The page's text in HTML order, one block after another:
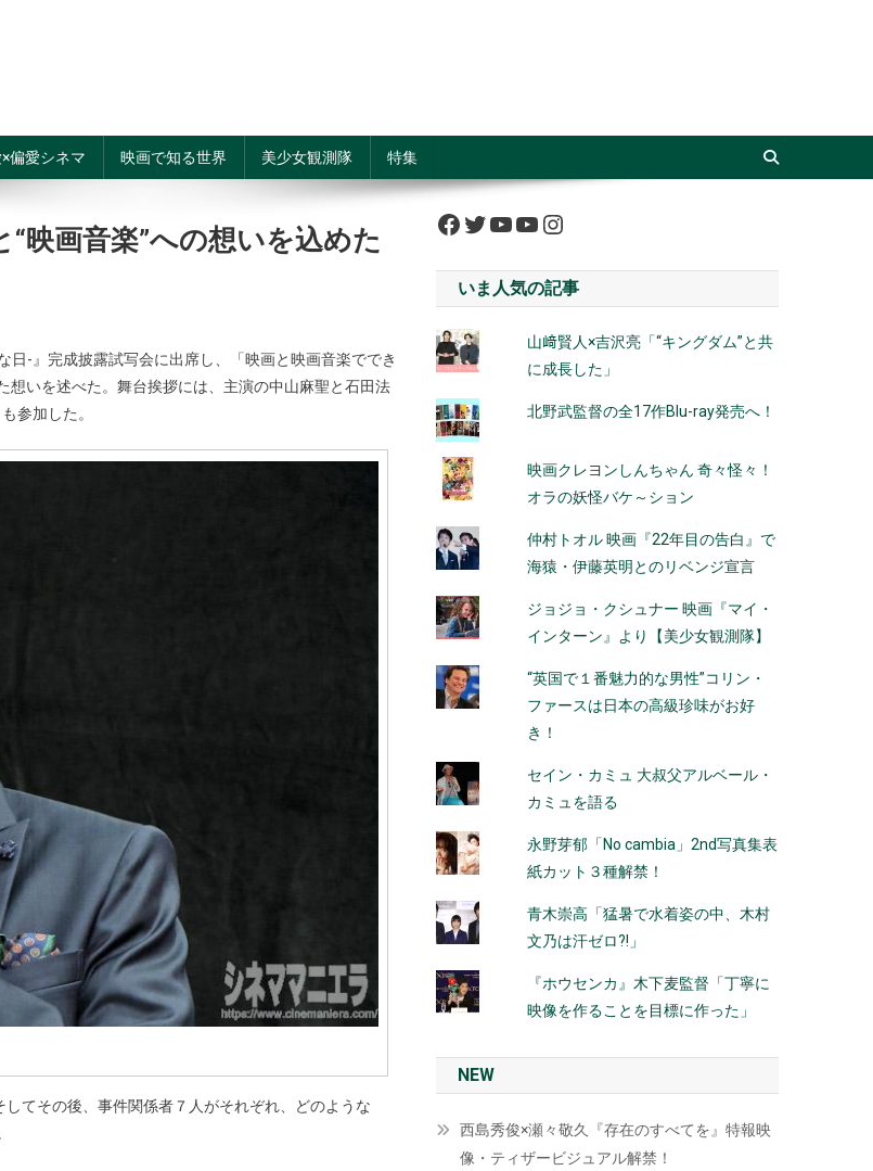
偏愛シネマ 映画で知る世界 美少女観測隊 特集
映画音楽”への想いを込めた
-』完成披露試写会に出席し、「映画と映画音楽ででき
いを述べた。舞台挨拶には、主演の中山麻聖と石田法
参加した。
てその後、事件関係者７人がそれぞれ、どのような
Facebook
Twitter
YouTube
YouTube
Instagram
いま人気の記事
山﨑賢人×吉沢亮「“キングダム”と共
に成長した」
北野武監督の全17作Blu-ray発売へ！
映画クレヨンしんちゃん 奇々怪々！
オラの妖怪バケ～ション
仲村トオル 映画『22年目の告白』で
海猿・伊藤英明とのリベンジ宣言
ジョジョ・クシュナー 映画『マイ・
インターン』より【美少女観測隊】
“英国で１番魅力的な男性”コリン・
ファースは日本の高級珍味がお好
き！
セイン・カミュ 大叔父アルベール・
カミュを語る
永野芽郁「No cambia」2nd写真集表
紙カット３種解禁！
青木崇高「猛暑で水着姿の中、木村
文乃は汗ゼロ?!」
『ホウセンカ』木下麦監督「丁寧に
映像を作ることを目標に作った」
NEW
西島秀俊×瀬々敬久『存在のすべてを』特報映
像・ティザービジュアル解禁！